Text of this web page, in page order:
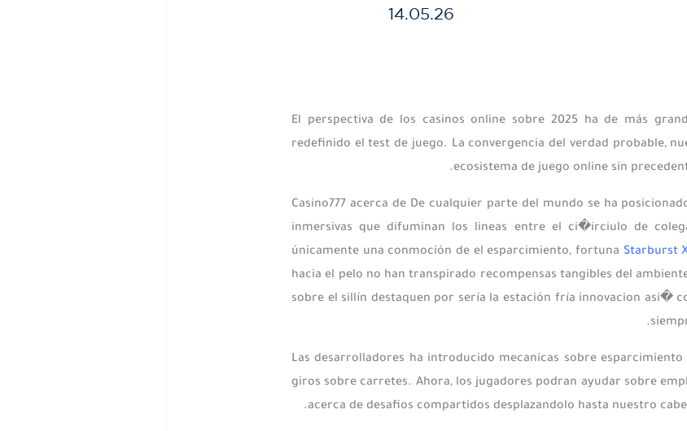
14.05.26
El perspectiva de los casinos online sobre 2025 ha de más
redefinido el test de juego. La convergencia del verdad probable,
ecosistema de juego online sin
Casino777 acerca de De cualquier parte del mundo se ha
inmersivas que difuminan los lineas entre el ci�irciulo de
únicamente una conmoción de el esparcimiento, fortuna Starburst
hacia el pelo no han transpirado recompensas tangibles del
sobre el sillí­n destaquen por serí­a la estación fría innovacion asi�
Las desarrolladores ha introducido mecanicas sobre
giros sobre carretes. Ahora, los jugadores podran ayudar sobre
acerca de desafios compartidos desplazandolo hasta nuestro